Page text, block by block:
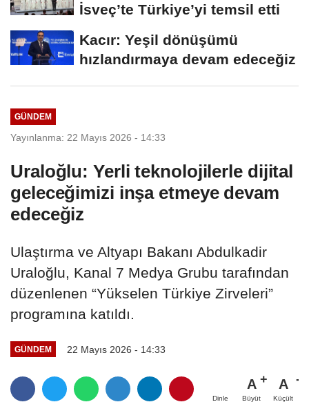
İsveç’te Türkiye’yi temsil etti
Kacır: Yeşil dönüşümü
hızlandırmaya devam edeceğiz
GÜNDEM
Yayınlanma: 22 Mayıs 2026 - 14:33
Uraloğlu: Yerli teknolojilerle dijital
geleceğimizi inşa etmeye devam
edeceğiz
Ulaştırma ve Altyapı Bakanı Abdulkadir
Uraloğlu, Kanal 7 Medya Grubu tarafından
düzenlenen “Yükselen Türkiye Zirveleri”
programına katıldı.
GÜNDEM 22 Mayıs 2026 - 14:33
Dinle
A
Büyüt
A
Küçült